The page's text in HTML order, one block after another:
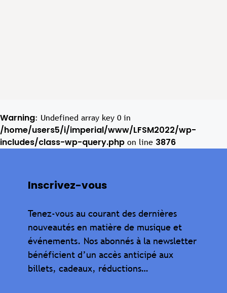
Warning: Undefined array key 0 in
/home/users5/i/imperial/www/LFSM2022/wp-
includes/class-wp-query.php on line 3876
Inscrivez-vous
Tenez-vous au courant des dernières
nouveautés en matière de musique et
événements. Nos abonnés à la newsletter
bénéficient d’un accès anticipé aux
billets, cadeaux, réductions…